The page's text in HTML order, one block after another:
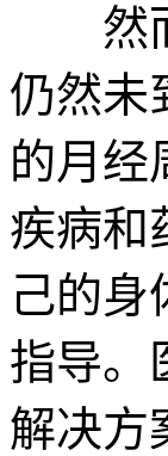
然而
仍然未
的月经
疾病和
己的身
指导。
解决方